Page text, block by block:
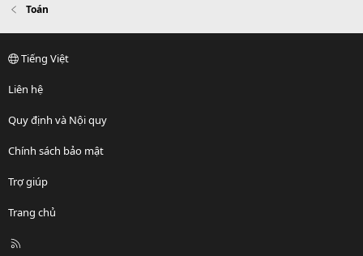
Toán
Tiếng Việt
Liên hệ
Quy định và Nội quy
Chính sách bảo mật
Trợ giúp
Trang chủ
R